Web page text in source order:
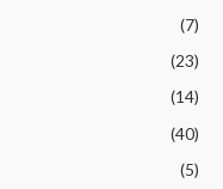
(7)
(23)
(14)
(40)
(5)